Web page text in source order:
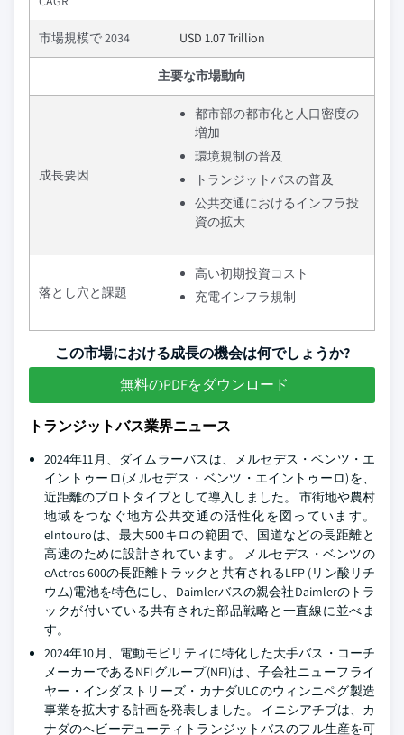
市場規模で 2034 USD 1.07 Trillion
主要な市場動向
成長要因
都市部の都市化と人口密度の
増加
環境規制の普及
トランジットバスの普及
公共交通におけるインフラ投
資の拡大
落とし穴と課題
高い初期投資コスト
充電インフラ規制
この市場における成長の機会は何でしょうか?
無料のPDFをダウンロード
トランジットバス業界ニュース
2024年11月、ダイムラーバスは、メルセデス・ベンツ・エ
イントゥーロ(メルセデス・ベンツ・エイントゥーロ)を、
近距離のプロトタイプとして導入しました。 市街地や農村
地域をつなぐ地方公共交通の活性化を図っています。
eIntouroは、最大500キロの範囲で、国道などの長距離と
高速のために設計されています。 メルセデス・ベンツの
eActros 600の長距離トラックと共有されるLFP (リン酸リチ
ウム)電池を特色にし、Daimlerバスの親会社Daimlerのトラ
ックが付いている共有された部品戦略と一直線に並べま
す。
2024年10月、電動モビリティに特化した大手バス・コーチ
メーカーであるNFIグループ(NFI)は、子会社ニューフライ
ヤー・インダストリーズ・カナダULCのウィンニペグ製造
事業を拡大する計画を発表しました。 イニシアチブは、カ
ナダのヘビーデューティトランジットバスのフル生産を可